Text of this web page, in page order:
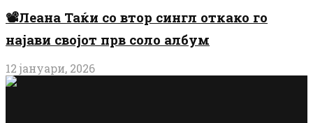
📽️Леана Таќи со втор сингл откако го
најави својот прв соло албум
12 јануари, 2026